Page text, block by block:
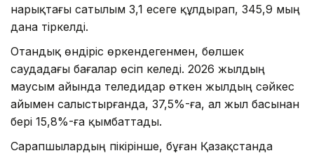
нарықтағы сатылым 3,1 есеге құлдырап, 345,9 мың
дана тіркелді.
Отандық өндіріс өркендегенмен, бөлшек
саудадағы бағалар өсіп келеді. 2026 жылдың
маусым айында теледидар өткен жылдың сәйкес
айымен салыстырғанда, 37,5%-ға, ал жыл басынан
бері 15,8%-ға қымбаттады.
Сарапшылардың пікірінше, бұған Қазақстанда